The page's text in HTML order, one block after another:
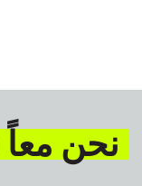
نحن